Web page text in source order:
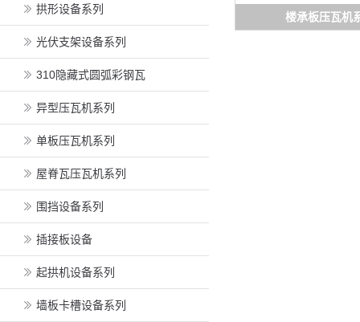
楼承板压瓦机
拱形设备系列
光伏支架设备系列
310隐藏式圆弧彩钢瓦
异型压瓦机系列
单板压瓦机系列
屋脊瓦压瓦机系列
围挡设备系列
插接板设备
起拱机设备系列
墙板卡槽设备系列